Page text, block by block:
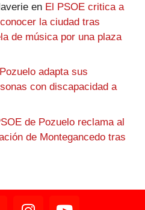
en El PSOE critica a
la ciudad tras
de música por una plaza
adapta sus
con discapacidad a
de Pozuelo reclama al
de Montegancedo tras